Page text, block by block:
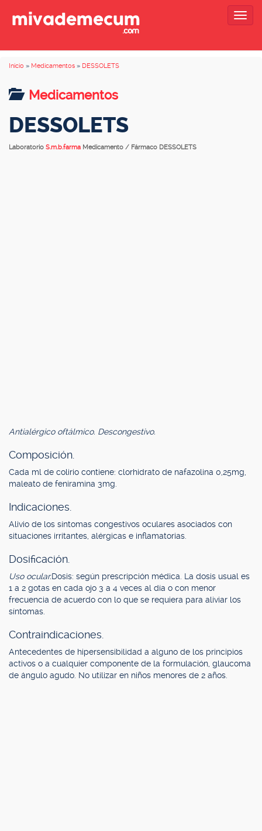
Inicio » Medicamentos » DESSOLETS
Medicamentos
DESSOLETS
Laboratorio S.m.b.farma Medicamento / Fármaco DESSOLETS
Antialérgico oftálmico. Descongestivo.
Composición.
Cada ml de colirio contiene: clorhidrato de nafazolina 0,25mg,
maleato de feniramina 3mg.
Indicaciones.
Alivio de los síntomas congestivos oculares asociados con
situaciones irritantes, alérgicas e inflamatorias.
Dosificación.
Uso ocular.Dosis: según prescripción médica. La dosis usual es
1 a 2 gotas en cada ojo 3 a 4 veces al día o con menor
frecuencia de acuerdo con lo que se requiera para aliviar los
síntomas.
Contraindicaciones.
Antecedentes de hipersensibilidad a alguno de los principios
activos o a cualquier componente de la formulación, glaucoma
de ángulo agudo. No utilizar en niños menores de 2 años.